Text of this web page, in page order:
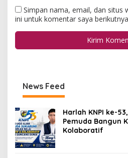
Simpan nama, email, dan situs
ini untuk komentar saya
News Feed
Harlah KNPI ke-
Pemuda Bangun
Kolaboratif